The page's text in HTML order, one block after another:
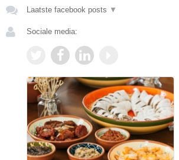
Laatste facebook posts ▼
Sociale media: